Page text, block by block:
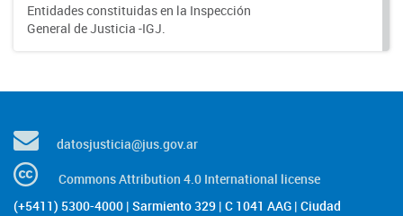
Entidades constituidas en la Inspección
General de Justicia -IGJ.
datosjusticia@jus.gov.ar
Commons Attribution 4.0 International license
(+5411) 5300-4000 | Sarmiento 329 | C 1041 AAG | Ciudad